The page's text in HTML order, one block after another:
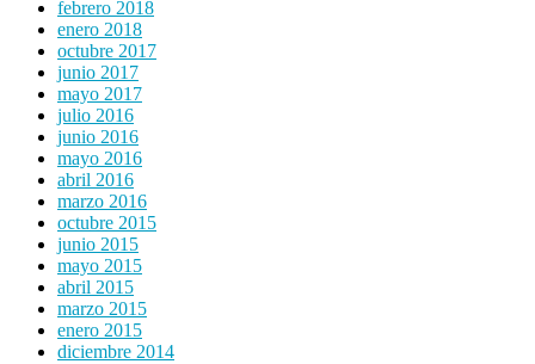
febrero 2018
enero 2018
octubre 2017
junio 2017
mayo 2017
julio 2016
junio 2016
mayo 2016
abril 2016
marzo 2016
octubre 2015
junio 2015
mayo 2015
abril 2015
marzo 2015
enero 2015
diciembre 2014